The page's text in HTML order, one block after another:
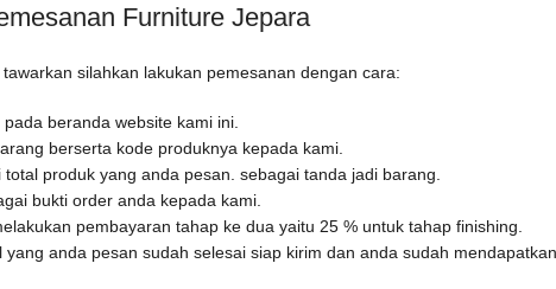
Furniture Jepara
silahkan lakukan pemesanan dengan cara:
beranda website kami ini.
berserta kode produknya kepada kami.
produk yang anda pesan. sebagai tanda jadi barang.
bukti order anda kepada kami.
pembayaran tahap ke dua yaitu 25 % untuk tahap finishing.
anda pesan sudah selesai siap kirim dan anda sudah